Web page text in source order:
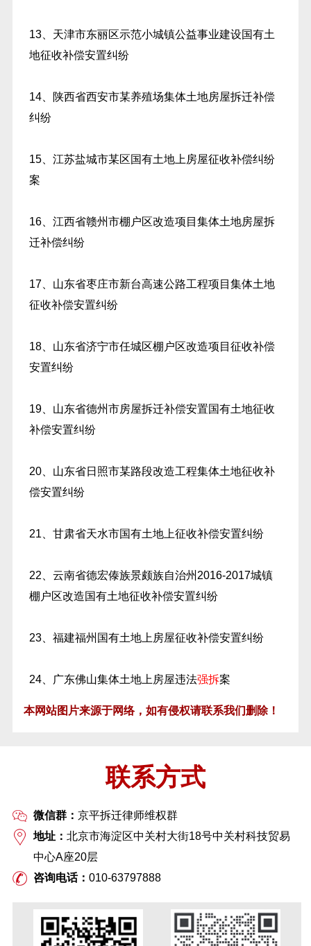
13、天津市东丽区示范小城镇公益事业建设国有土
地征收补偿安置纠纷
14、陕西省西安市某养殖场集体土地房屋拆迁补偿
纠纷
15、江苏盐城市某区国有土地上房屋征收补偿纠纷
案
16、江西省赣州市棚户区改造项目集体土地房屋拆
迁补偿纠纷
17、山东省枣庄市新台高速公路工程项目集体土地
征收补偿安置纠纷
18、山东省济宁市任城区棚户区改造项目征收补偿
安置纠纷
19、山东省德州市房屋拆迁补偿安置国有土地征收
补偿安置纠纷
20、山东省日照市某路段改造工程集体土地征收补
偿安置纠纷
21、甘肃省天水市国有土地上征收补偿安置纠纷
22、云南省德宏傣族景颇族自治州2016-2017城镇
棚户区改造国有土地征收补偿安置纠纷
23、福建福州国有土地上房屋征收补偿安置纠纷
24、广东佛山集体土地上房屋违法强拆案
本网站图片来源于网络，如有侵权请联系我们删除！
联系方式
微信群： 京平拆迁律师维权群
地址： 北京市海淀区中关村大街18号中关村科技贸易
中心A座20层
咨询电话： 010-63797888